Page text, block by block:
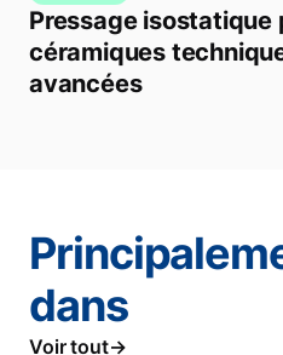
Pressage isostatique
céramiques
avancées
dans
Voir tout